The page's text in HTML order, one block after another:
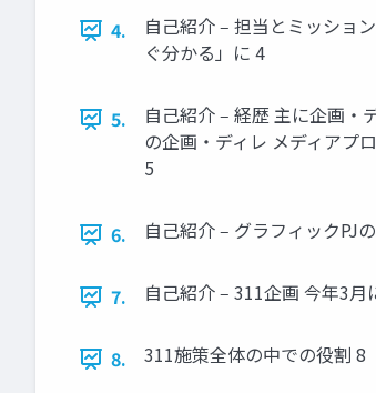
4.
⾃⼰紹介 ‒ 担当とミッショ
ぐ分かる」に 4
5.
⾃⼰紹介 ‒ 経歴 主に企画・
の企画・ディレ メディアプ
5
6. ⾃⼰紹介 ‒ グラフィックPJ
7. ⾃⼰紹介 ‒ 311企画 今年3
8. 311施策全体の中での役割 8